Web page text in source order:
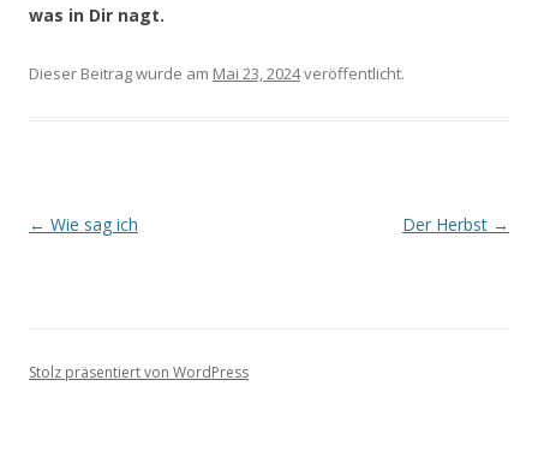
was in Dir nagt.
Dieser Beitrag wurde am Mai 23, 2024veröffentlicht.
Beitragsnavigation
← Wie sag ich Der Herbst →
Stolz präsentiert von WordPress